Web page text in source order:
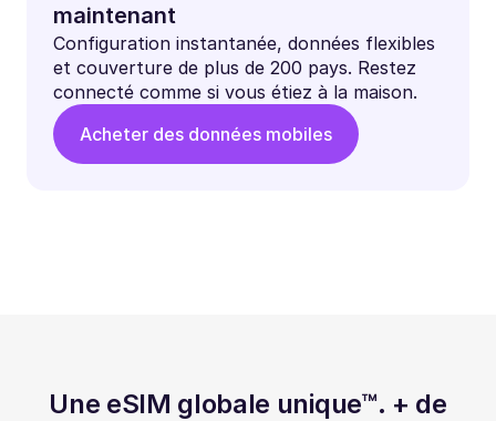
maintenant
Configuration instantanée, données flexibles
et couverture de plus de 200 pays. Restez
connecté comme si vous étiez à la maison.
Acheter des données mobiles
Une eSIM globale unique™. + de